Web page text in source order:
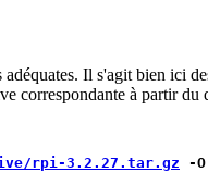
Il s'agit bien ici
correspondante à partir du
rpi-3.2.27.tar.gz -